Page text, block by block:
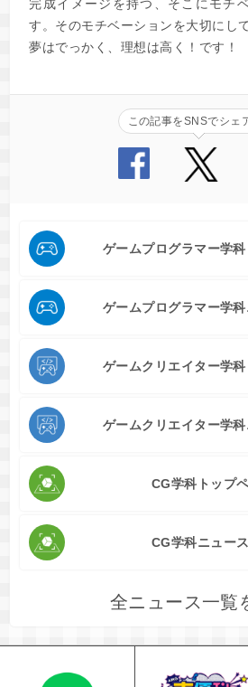
完成イメージを持つ、そこにモチ
す。そのモチベーションを大切にし
夢はでっかく、理想は高く！です！
この記事をSNSでシェ
ゲームプログラマー学
ゲームプログラマー学
ゲームクリエイター学
ゲームクリエイター学
CG学科トップ
CG学科ニュー
全ニュース一覧